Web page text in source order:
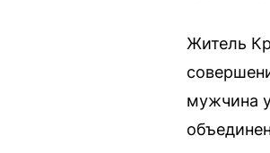
Житель
мужчина